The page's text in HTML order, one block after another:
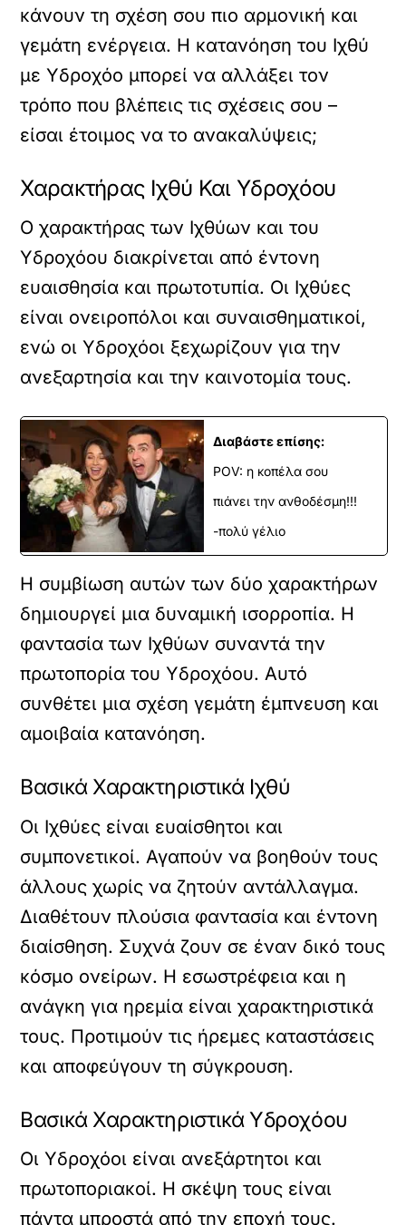
κάνουν τη σχέση σου πιο αρμονική και
γεμάτη ενέργεια. Η κατανόηση του Ιχθύ
με Υδροχόο μπορεί να αλλάξει τον
τρόπο που βλέπεις τις σχέσεις σου –
είσαι έτοιμος να το ανακαλύψεις;
Χαρακτήρας Ιχθύ Και Υδροχόου
Ο χαρακτήρας των Ιχθύων και του
Υδροχόου διακρίνεται από έντονη
ευαισθησία και πρωτοτυπία. Οι Ιχθύες
είναι ονειροπόλοι και συναισθηματικοί,
ενώ οι Υδροχόοι ξεχωρίζουν για την
ανεξαρτησία και την καινοτομία τους.
Διαβάστε επίσης:
POV: η κοπέλα σου
πιάνει την ανθοδέσμη!!!
-πολύ γέλιο
Η συμβίωση αυτών των δύο χαρακτήρων
δημιουργεί μια δυναμική ισορροπία. Η
φαντασία των Ιχθύων συναντά την
πρωτοπορία του Υδροχόου. Αυτό
συνθέτει μια σχέση γεμάτη έμπνευση και
αμοιβαία κατανόηση.
Βασικά Χαρακτηριστικά Ιχθύ
Οι Ιχθύες είναι ευαίσθητοι και
συμπονετικοί. Αγαπούν να βοηθούν τους
άλλους χωρίς να ζητούν αντάλλαγμα.
Διαθέτουν πλούσια φαντασία και έντονη
διαίσθηση. Συχνά ζουν σε έναν δικό τους
κόσμο ονείρων. Η εσωστρέφεια και η
ανάγκη για ηρεμία είναι χαρακτηριστικά
τους. Προτιμούν τις ήρεμες καταστάσεις
και αποφεύγουν τη σύγκρουση.
Βασικά Χαρακτηριστικά Υδροχόου
Οι Υδροχόοι είναι ανεξάρτητοι και
πρωτοποριακοί. Η σκέψη τους είναι
πάντα μπροστά από την εποχή τους.